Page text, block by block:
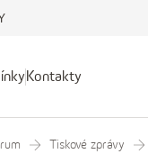
Kontakty
Kontakty
Tiskové zprávy